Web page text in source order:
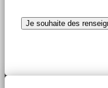
Je souhaite des